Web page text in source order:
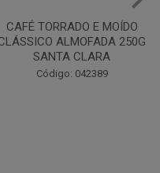
Copo Plástico Branco 180ml
Pacote c/100 - Cristalcopo
Código: 031413